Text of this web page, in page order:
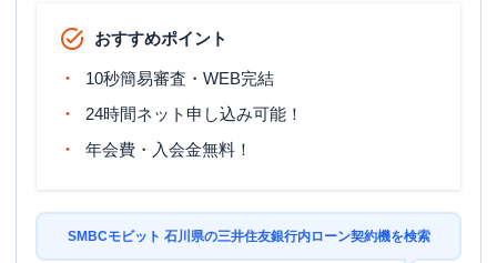
おすすめポイント
10秒簡易審査・WEB完結
24時間ネット申し込み可能！
年会費・入会金無料！
SMBCモビット 石川県の三井住友銀行内ローン契約機を検索